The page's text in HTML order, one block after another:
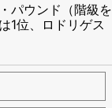
パウンド（階級を
1位、ロドリゲス